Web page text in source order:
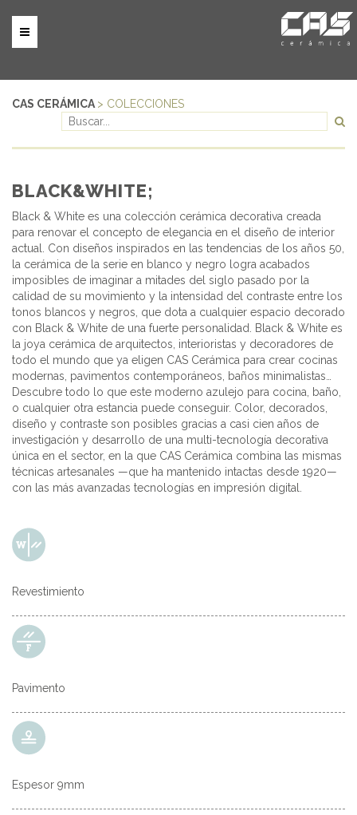
CAS CERÁMICA > COLECCIONES
BLACK&WHITE;
Black & White es una colección cerámica decorativa creada
para renovar el concepto de elegancia en el diseño de interior
actual. Con diseños inspirados en las tendencias de los años 50,
la cerámica de la serie en blanco y negro logra acabados
imposibles de imaginar a mitades del siglo pasado por la
calidad de su movimiento y la intensidad del contraste entre los
tonos blancos y negros, que dota a cualquier espacio decorado
con Black & White de una fuerte personalidad. Black & White es
la joya cerámica de arquitectos, interioristas y decoradores de
todo el mundo que ya eligen CAS Cerámica para crear cocinas
modernas, pavimentos contemporáneos, baños minimalistas…
Descubre todo lo que este moderno azulejo para cocina, baño,
o cualquier otra estancia puede conseguir. Color, decorados,
diseño y contraste son posibles gracias a casi cien años de
investigación y desarrollo de una multi-tecnología decorativa
única en el sector, en la que CAS Cerámica combina las mismas
técnicas artesanales —que ha mantenido intactas desde 1920—
con las más avanzadas tecnologías en impresión digital.
Revestimiento
Pavimento
Espesor 9mm